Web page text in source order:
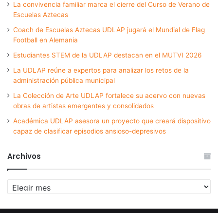
La convivencia familiar marca el cierre del Curso de Verano de
Escuelas Aztecas
Coach de Escuelas Aztecas UDLAP jugará el Mundial de Flag
Football en Alemania
Estudiantes STEM de la UDLAP destacan en el MUTVI 2026
La UDLAP reúne a expertos para analizar los retos de la
administración pública municipal
La Colección de Arte UDLAP fortalece su acervo con nuevas
obras de artistas emergentes y consolidados
Académica UDLAP asesora un proyecto que creará dispositivo
capaz de clasificar episodios ansioso-depresivos
Archivos
Archivos